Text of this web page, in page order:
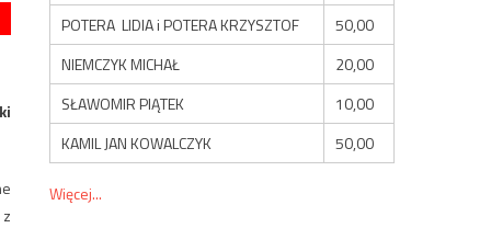
POTERA LIDIA i POTERA KRZYSZTOF
50,00
NIEMCZYK MICHAŁ
20,00
SŁAWOMIR PIĄTEK
10,00
KAMIL JAN KOWALCZYK
50,00
Więcej...